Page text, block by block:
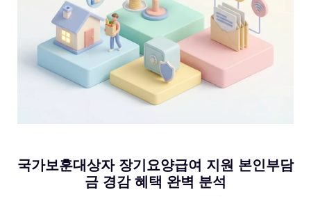
국가보훈대상자 장기요양급여 지원 본인부담
금 경감 혜택 완벽 분석